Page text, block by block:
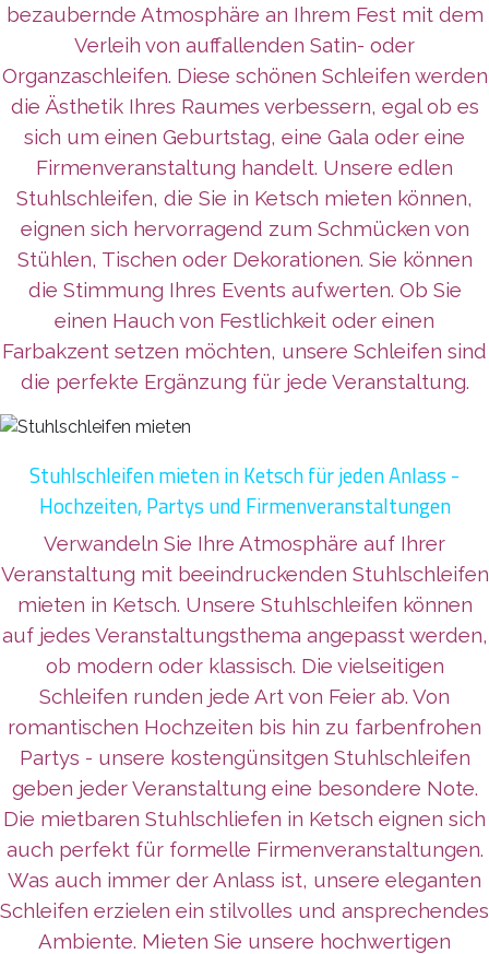
bezaubernde Atmosphäre an Ihrem Fest mit dem
Verleih von auffallenden Satin- oder
Organzaschleifen. Diese schönen Schleifen werden
die Ästhetik Ihres Raumes verbessern, egal ob es
sich um einen Geburtstag, eine Gala oder eine
Firmenveranstaltung handelt. Unsere edlen
Stuhlschleifen, die Sie in Ketsch mieten können,
eignen sich hervorragend zum Schmücken von
Stühlen, Tischen oder Dekorationen. Sie können
die Stimmung Ihres Events aufwerten. Ob Sie
einen Hauch von Festlichkeit oder einen
Farbakzent setzen möchten, unsere Schleifen sind
die perfekte Ergänzung für jede Veranstaltung.
Stuhlschleifen mieten in Ketsch für jeden Anlass -
Hochzeiten, Partys und Firmenveranstaltungen
Verwandeln Sie Ihre Atmosphäre auf Ihrer
Veranstaltung mit beeindruckenden Stuhlschleifen
mieten in Ketsch. Unsere Stuhlschleifen können
auf jedes Veranstaltungsthema angepasst werden,
ob modern oder klassisch. Die vielseitigen
Schleifen runden jede Art von Feier ab. Von
romantischen Hochzeiten bis hin zu farbenfrohen
Partys - unsere kostengünsitgen Stuhlschleifen
geben jeder Veranstaltung eine besondere Note.
Die mietbaren Stuhlschliefen in Ketsch eignen sich
auch perfekt für formelle Firmenveranstaltungen.
Was auch immer der Anlass ist, unsere eleganten
Schleifen erzielen ein stilvolles und ansprechendes
Ambiente. Mieten Sie unsere hochwertigen